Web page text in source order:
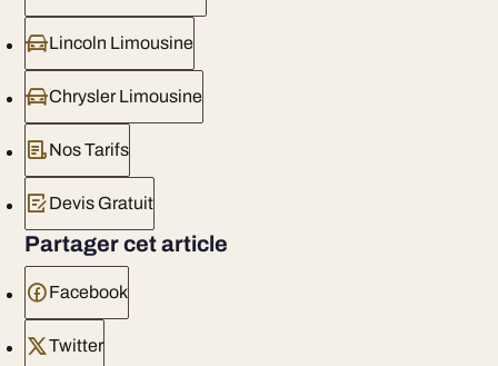
Lincoln Limousine
Chrysler Limousine
Nos Tarifs
Devis Gratuit
Partager cet article
Facebook
Twitter